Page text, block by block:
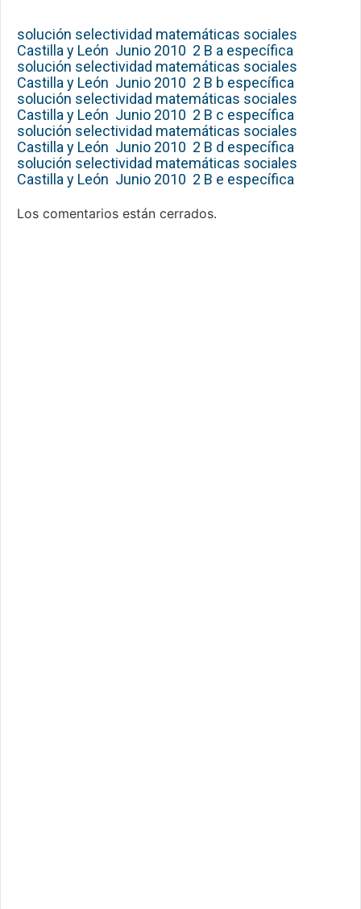
solución selectividad matemáticas sociales
Castilla y León Junio 2010 2 B a específica
solución selectividad matemáticas sociales
Castilla y León Junio 2010 2 B b específica
solución selectividad matemáticas sociales
Castilla y León Junio 2010 2 B c específica
solución selectividad matemáticas sociales
Castilla y León Junio 2010 2 B d específica
solución selectividad matemáticas sociales
Castilla y León Junio 2010 2 B e específica
Los comentarios están cerrados.